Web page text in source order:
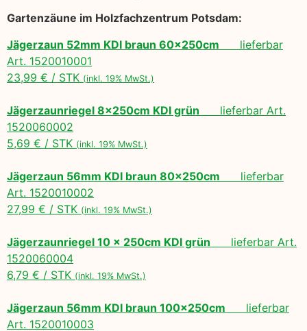
Gartenzäune im Holzfachzentrum Potsdam:
Jägerzaun 52mm KDI braun 60x250cm lieferbar
Art. 1520010001
23,99 € / STK (inkl. 19% MwSt.)
Jägerzaunriegel 8x250cm KDI grün lieferbar Art.
1520060002
5,69 € / STK (inkl. 19% MwSt.)
Jägerzaun 56mm KDI braun 80x250cm lieferbar
Art. 1520010002
27,99 € / STK (inkl. 19% MwSt.)
Jägerzaunriegel 10 x 250cm KDI grün lieferbar Art.
1520060004
6,79 € / STK (inkl. 19% MwSt.)
Jägerzaun 56mm KDI braun 100x250cm lieferbar
Art. 1520010003